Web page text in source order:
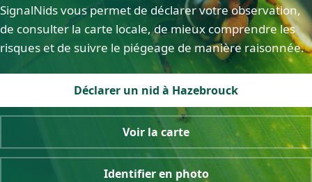
SignalNids vous permet de déclarer votre observation,
de consulter la carte locale, de mieux comprendre les
risques et de suivre le piégeage de manière raisonnée.
Déclarer un nid à Hazebrouck
Voir la carte
Identifier en photo